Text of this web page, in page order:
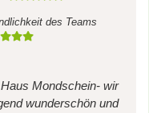
des Teams
Mondschein- wir
wunderschön und